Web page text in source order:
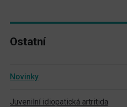
Ostatní
Novinky
Juvenilní idiopatická artritida